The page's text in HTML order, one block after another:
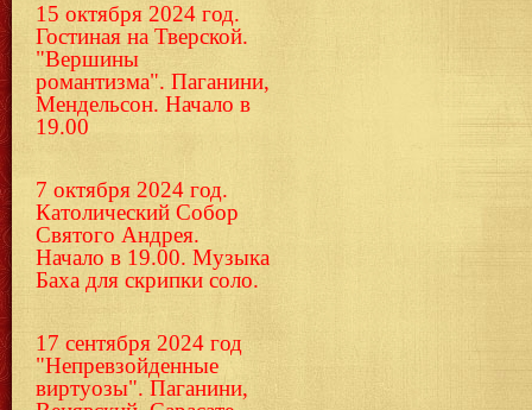
15 октября 2024 год.
Гостиная на Тверской.
"Вершины
романтизма". Паганини,
Мендельсон. Начало в
19.00
7 октября 2024 год.
Католический Собор
Святого Андрея.
Начало в 19.00. Музыка
Баха для скрипки соло.
17 сентября 2024 год
"Непревзойденные
виртуозы". Паганини,